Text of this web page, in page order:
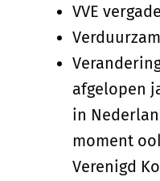
VVE
afgelopen
in
moment
Verenigd